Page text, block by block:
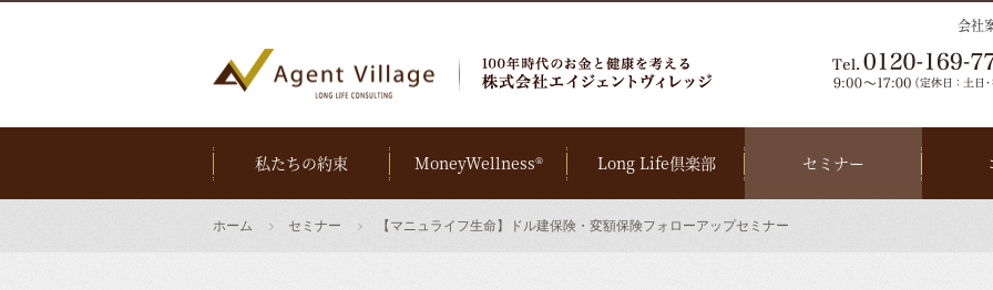
会社
私たちの約束 MoneyWellness® Long Life倶楽部 セミナー
ホーム セミナー 【マニュライフ生命】ドル建保険・変額保険フォローアップセミナー